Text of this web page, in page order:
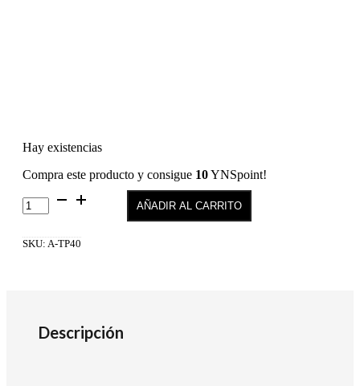
Hay existencias
Compra este producto y consigue 10YNSpoint!
True
Pure
cantidad
AÑADIR AL CARRITO
SKU: A-TP40
Descripción